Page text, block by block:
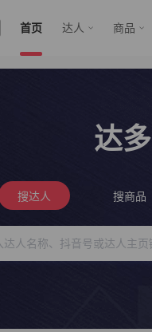
首页 达人 商品
达
搜达人 搜商品